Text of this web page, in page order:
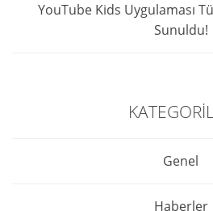
YouTube Kids Uygulaması
Sunuldu!
Genel
Haberler